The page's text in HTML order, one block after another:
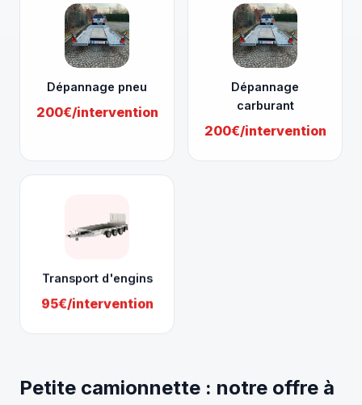
Dépannage pneu
200€/intervention
Dépannage
carburant
200€/intervention
Transport d'engins
95€/intervention
Petite camionnette : notre offre à